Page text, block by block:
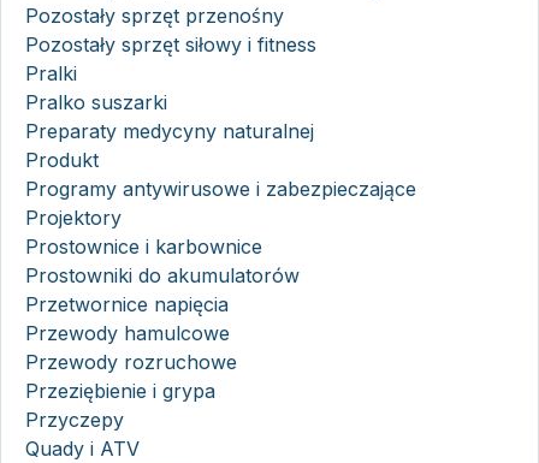
Pozostały sprzęt przenośny
Pozostały sprzęt siłowy i fitness
Pralki
Pralko suszarki
Preparaty medycyny naturalnej
Produkt
Programy antywirusowe i zabezpieczające
Projektory
Prostownice i karbownice
Prostowniki do akumulatorów
Przetwornice napięcia
Przewody hamulcowe
Przewody rozruchowe
Przeziębienie i grypa
Przyczepy
Quady i ATV